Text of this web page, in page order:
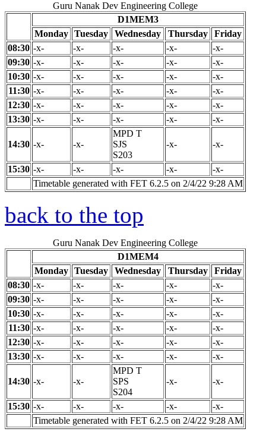
Guru Nanak Dev Engineering College
D1MEM3
Monday Tuesday Wednesday Thursday
Friday
08:30 -x- -x- -x- -x-
-x-
09:30 -x- -x- -x- -x-
-x-
10:30 -x- -x- -x- -x-
-x-
11:30 -x- -x- -x- -x-
-x-
12:30 -x- -x- -x- -x-
-x-
13:30 -x- -x- -x- -x- -x-
14:30 -x- -x-
MPD T
SJS
S203
-x- -x-
15:30 -x- -x- -x- -x-
-x-
Timetable generated with FET 6.2.5 on 2/4/22 9:28 AM
back to the top
Guru Nanak Dev Engineering College
D1MEM4
Monday Tuesday Wednesday Thursday
Friday
08:30 -x- -x- -x- -x-
-x-
09:30 -x- -x- -x- -x-
-x-
10:30 -x- -x- -x- -x-
-x-
11:30 -x- -x- -x- -x-
-x-
12:30 -x- -x- -x- -x-
-x-
13:30 -x- -x- -x- -x- -x-
14:30 -x- -x-
MPD T
SPS
S204
-x- -x-
15:30 -x- -x- -x- -x-
-x-
Timetable generated with FET 6.2.5 on 2/4/22 9:28 AM